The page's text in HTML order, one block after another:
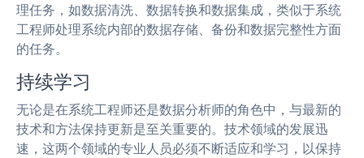
理任务，如数据清洗、数据转换和数据集成，类似于系统
工程师处理系统内部的数据存储、备份和数据完整性方面
的任务。
持续学习
无论是在系统工程师还是数据分析师的角色中，与最新的
技术和方法保持更新是至关重要的。技术领域的发展迅
速，这两个领域的专业人员必须不断适应和学习，以保持